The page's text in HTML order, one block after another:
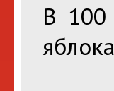
В 100